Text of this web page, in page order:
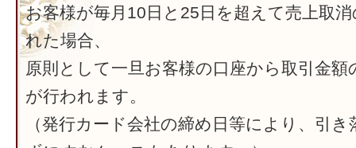
お客様が毎月10日と25日を超えて売上取
れた場合、
原則として一旦お客様の口座から取引金額
が行われます。
（発行カード会社の締め日等により、引